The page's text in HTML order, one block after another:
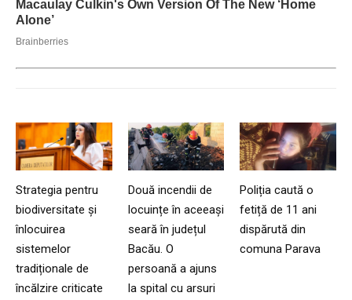
Strategia pentru
biodiversitate și
înlocuirea
sistemelor
tradiționale de
încălzire criticate
Două incendii de
locuințe în aceeași
seară în județul
Bacău. O
persoană a ajuns
la spital cu arsuri
Poliția caută o
fetiță de 11 ani
dispărută din
comuna Parava